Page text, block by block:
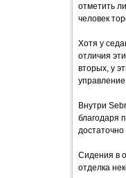
отметить
человек
Хотя у
отличия
вторых, у
Внутри
благодаря
Сидения в
отделка